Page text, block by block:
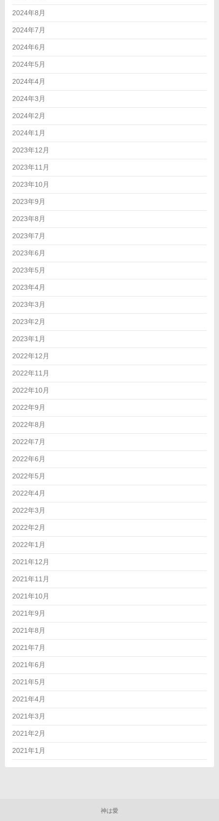
2024年8月
2024年7月
2024年6月
2024年5月
2024年4月
2024年3月
2024年2月
2024年1月
2023年12月
2023年11月
2023年10月
2023年9月
2023年8月
2023年7月
2023年6月
2023年5月
2023年4月
2023年3月
2023年2月
2023年1月
2022年12月
2022年11月
2022年10月
2022年9月
2022年8月
2022年7月
2022年6月
2022年5月
2022年4月
2022年3月
2022年2月
2022年1月
2021年12月
2021年11月
2021年10月
2021年9月
2021年8月
2021年7月
2021年6月
2021年5月
2021年4月
2021年3月
2021年2月
2021年1月
神は愛